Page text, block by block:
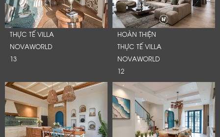
THỰC TẾ VILLA
NOVAWORLD
13
HOÀN THIỆN
THỰC TẾ VILLA
NOVAWORLD
12